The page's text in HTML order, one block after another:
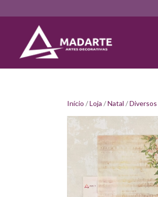
Início /Loja /Natal /Diversos